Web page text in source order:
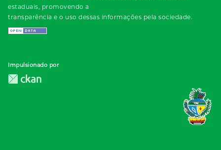
estaduais, promovendo a
transparência e o uso dessas informações pela sociedade.
Impulsionado por